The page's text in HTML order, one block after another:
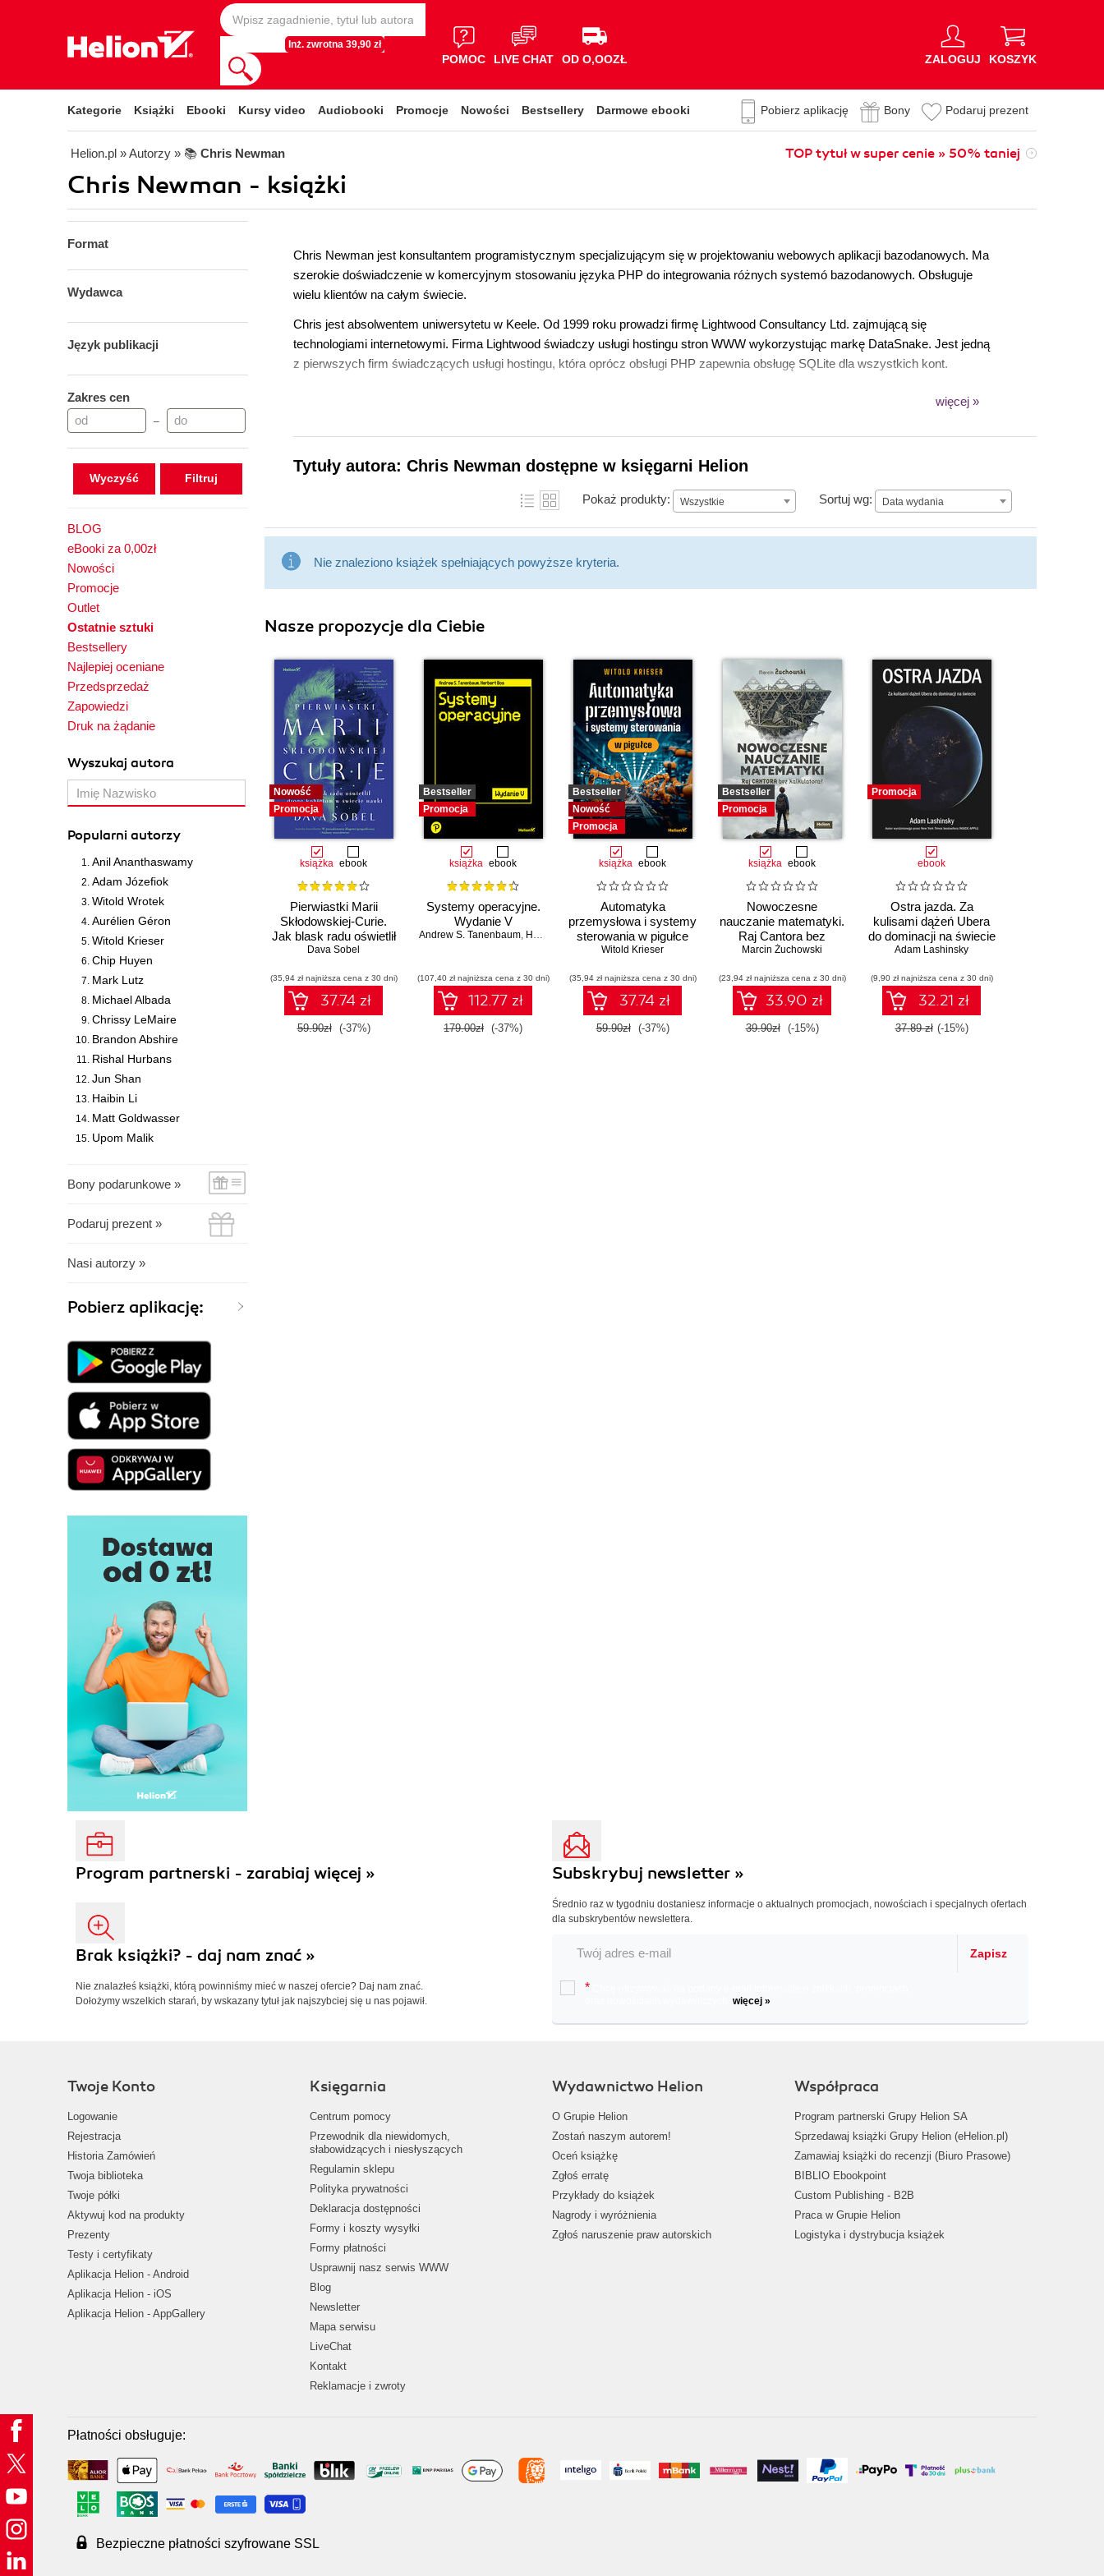
Inż. zwrotna 39,90 zł
POMOC LIVE CHAT OD O,OOZŁ ZALOGUJ KOSZYK
Kategorie Książki Ebooki Kursy video Audiobooki Promocje Nowości Bestsellery Darmowe ebooki Pobierz aplikację Bony Podaruj prezent
Helion.pl » Autorzy » 📚 Chris Newman TOP tytuł w super cenie » 50% taniej
Chris Newman - książki
Format
Wydawca
Język publikacji
Zakres cen
–
Wyczyść
BLOG
eBooki za 0,00zł
Nowości
Promocje
Outlet
Ostatnie sztuki
Bestsellery
Najlepiej oceniane
Przedsprzedaż
Zapowiedzi
Druk na żądanie
Wyszukaj autora
Popularni autorzy
Anil Ananthaswamy
Adam Józefiok
Witold Wrotek
Aurélien Géron
Witold Krieser
Chip Huyen
Mark Lutz
Michael Albada
Chrissy LeMaire
Brandon Abshire
Rishal Hurbans
Jun Shan
Haibin Li
Matt Goldwasser
Upom Malik
Bony podarunkowe »
Podaruj prezent »
Nasi autorzy »
Pobierz aplikację:
Chris Newman jest konsultantem programistycznym specjalizującym się w projektowaniu webowych aplikacji bazodanowych. Ma
szerokie doświadczenie w komercyjnym stosowaniu języka PHP do integrowania różnych systemó bazodanowych. Obsługuje
wielu klientów na całym świecie.
Chris jest absolwentem uniwersytetu w Keele. Od 1999 roku prowadzi firmę Lightwood Consultancy Ltd. zajmującą się
technologiami internetowymi. Firma Lightwood świadczy usługi hostingu stron WWW wykorzystując markę DataSnake. Jest jedną
z pierwszych firm świadczących usługi hostingu, która oprócz obsługi PHP zapewnia obsługę SQLite dla wszystkich kont.
więcej »
Tytuły autora: Chris Newman dostępne w księgarni Helion
Pokaż produkty: Wszystkie Sortuj wg: Data wydania
Data wydania
Nie znaleziono książek spełniających powyższe kryteria.
Nasze propozycje dla Ciebie
Nowość
Promocja
książka ebook
Pierwiastki Marii
Skłodowskiej-Curie.
Jak blask radu oświetlił
drogę kobietom w
Dava Sobel
(35,94 zł najniższa cena z 30 dni)
37.74 zł
59.90zł (-37%)
Bestseller
Promocja
książka ebook
Systemy operacyjne.
Wydanie V
Andrew S. Tanenbaum, Herbert Bos
(107,40 zł najniższa cena z 30 dni)
112.77 zł
179.00zł (-37%)
Bestseller
Nowość
Promocja
książka ebook
Automatyka
przemysłowa i systemy
sterowania w pigułce
Witold Krieser
(35,94 zł najniższa cena z 30 dni)
37.74 zł
59.90zł (-37%)
Bestseller
Promocja
książka ebook
Nowoczesne
nauczanie matematyki.
Raj Cantora bez
kalkulatora?
Marcin Żuchowski
(23,94 zł najniższa cena z 30 dni)
33.90 zł
39.90zł (-15%)
Promocja
ebook
Ostra jazda. Za
kulisami dążeń Ubera
do dominacji na świecie
Adam Lashinsky
(9,90 zł najniższa cena z 30 dni)
32.21 zł
37.89 zł (-15%)
Program partnerski - zarabiaj więcej »
Brak książki? - daj nam znać »
Nie znalazłeś książki, którą powinniśmy mieć w naszej ofercie? Daj nam znać.
Dołożymy wszelkich starań, by wskazany tytuł jak najszybciej się u nas pojawił.
Subskrybuj newsletter »
Średnio raz w tygodniu dostaniesz informacje o aktualnych promocjach, nowościach i specjalnych ofertach
dla subskrybentów newslettera.
Zapisz
*
więcej »
Twoje Konto
Logowanie
Rejestracja
Historia Zamówień
Twoja biblioteka
Twoje półki
Aktywuj kod na produkty
Prezenty
Testy i certyfikaty
Aplikacja Helion - Android
Aplikacja Helion - iOS
Aplikacja Helion - AppGallery
Księgarnia
Centrum pomocy
Przewodnik dla niewidomych,
słabowidzących i niesłyszących
Regulamin sklepu
Polityka prywatności
Deklaracja dostępności
Formy i koszty wysyłki
Formy płatności
Usprawnij nasz serwis WWW
Blog
Newsletter
Mapa serwisu
LiveChat
Kontakt
Reklamacje i zwroty
Wydawnictwo Helion
O Grupie Helion
Zostań naszym autorem!
Oceń książkę
Zgłoś erratę
Przykłady do książek
Nagrody i wyróżnienia
Zgłoś naruszenie praw autorskich
Współpraca
Program partnerski Grupy Helion SA
Sprzedawaj książki Grupy Helion (eHelion.pl)
Zamawiaj książki do recenzji (Biuro Prasowe)
BIBLIO Ebookpoint
Custom Publishing - B2B
Praca w Grupie Helion
Logistyka i dystrybucja książek
Płatności obsługuje:
Bezpieczne płatności szyfrowane SSL